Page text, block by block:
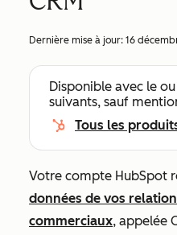
Dernière mise à jour: 16
Disponible avec le
suivants, sauf
Tous les
Votre compte HubSpot
données de vos
commerciaux, appelée